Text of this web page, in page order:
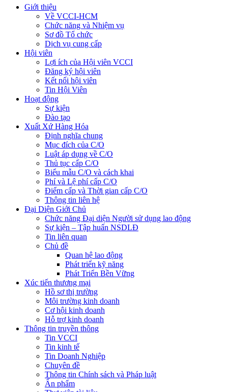
Giới thiệu
Về VCCI-HCM
Chức năng và Nhiệm vụ
Sơ đồ Tổ chức
Dịch vụ cung cấp
Hội viên
Lợi ích của Hội viên VCCI
Đăng ký hội viên
Kết nối hội viên
Tin Hội Viên
Hoạt động
Sự kiện
Đào tạo
Xuất Xứ Hàng Hóa
Định nghĩa chung
Mục đích của C/O
Luật áp dụng về C/O
Thủ tục cấp C/O
Biểu mẫu C/O và cách khai
Phí và Lệ phí cấp C/O
Điểm cấp và Thời gian cấp C/O
Thông tin liên hệ
Đại Diện Giới Chủ
Chức năng Đại diện Người sử dụng lao động
Sự kiện – Tập huấn NSDLĐ
Tin liên quan
Chủ đề
Quan hệ lao động
Phát triển kỹ năng
Phát Triển Bền Vững
Xúc tiến thương mại
Hồ sơ thị trường
Môi trường kinh doanh
Cơ hội kinh doanh
Hỗ trợ kinh doanh
Thông tin truyền thông
Tin VCCI
Tin kinh tế
Tin Doanh Nghiệp
Chuyên đề
Thông tin Chính sách và Pháp luật
Ấn phẩm